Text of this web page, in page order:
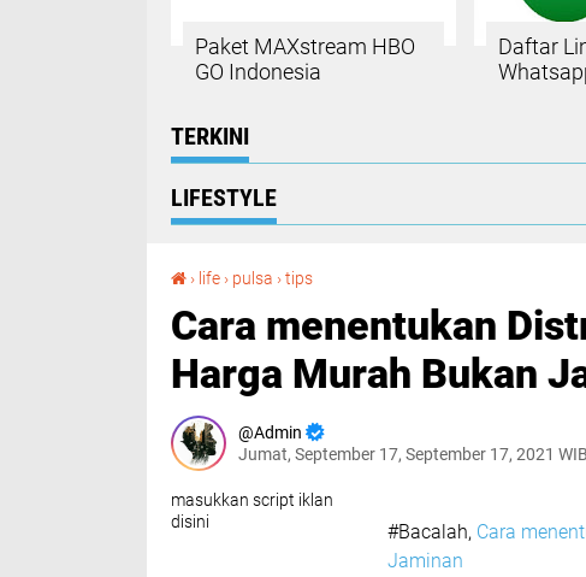
Paket MAXstream HBO
GO Indonesia
Daftar
TERKINI
LIFESTYLE
› life › pulsa ›tips
Cara menentukan
Harga Murah Bukan
Admin
Jumat, September 17, September 17, 2021 WIB
masukkan script iklan
disini
#Bacalah, Cara
Jaminan